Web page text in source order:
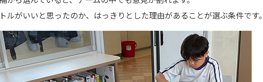
ルがいいと思ったのか、はっきりとした理由があることが選ぶ条件です。